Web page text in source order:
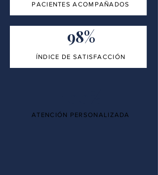
PACIENTES ACOMPAÑADOS
98%
ÍNDICE DE SATISFACCIÓN
ATENCIÓN PERSONALIZADA